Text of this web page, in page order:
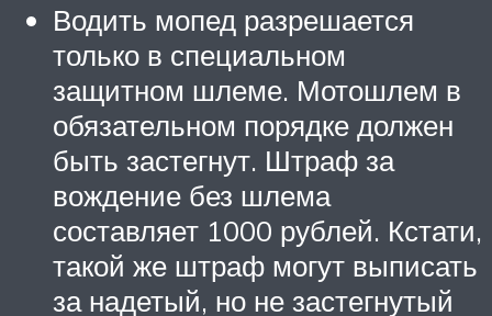
Водить мопед разрешается
только в специальном
защитном шлеме. Мотошлем в
обязательном порядке должен
быть застегнут. Штраф за
вождение без шлема
составляет 1000 рублей. Кстати,
такой же штраф могут выписать
за надетый, но не застегнутый